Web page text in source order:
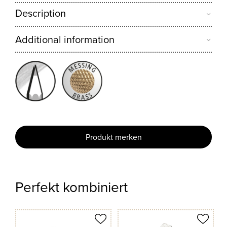
Description
Additional information
Produkt merken
Perfekt kombiniert
merken Produkt merken